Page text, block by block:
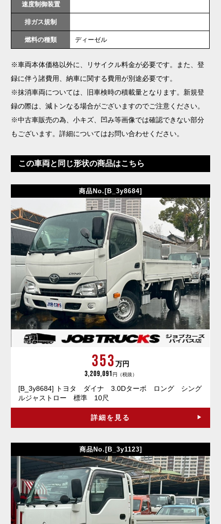
速度制御装置
排ガス規制
燃料の種類 ディーゼル
※車両本体価格以外に、リサイクル料金が必要です。また、登
録に伴う諸費用、納車に関する費用が別途必要です。
※抹消車両については、旧車検時の積載量となります。新規登
録の際は、減トンなる場合がございますのでご注意ください。
※中古車販売の為、小キズ、凹み等画像では確認できない部分
もございます。詳細についてはお問い合わせください。
この車両と同じ形状の商品はこちら
商品No.[B_3y8684]
353 万円
3,209,091 円（税抜）
[B_3y8684] トヨタ ダイナ 3.0Dターボ ロング シング
ルジャストロー 標準 10尺
詳細を見る
商品No.[B_3y1123]